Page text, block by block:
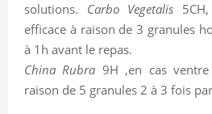
solutions. Carbo Vegetalis
efficace à raison de 3 granules
à 1h avant le repas.
China Rubra 9H ,en cas
raison de 5 granules 2 à 3 fois